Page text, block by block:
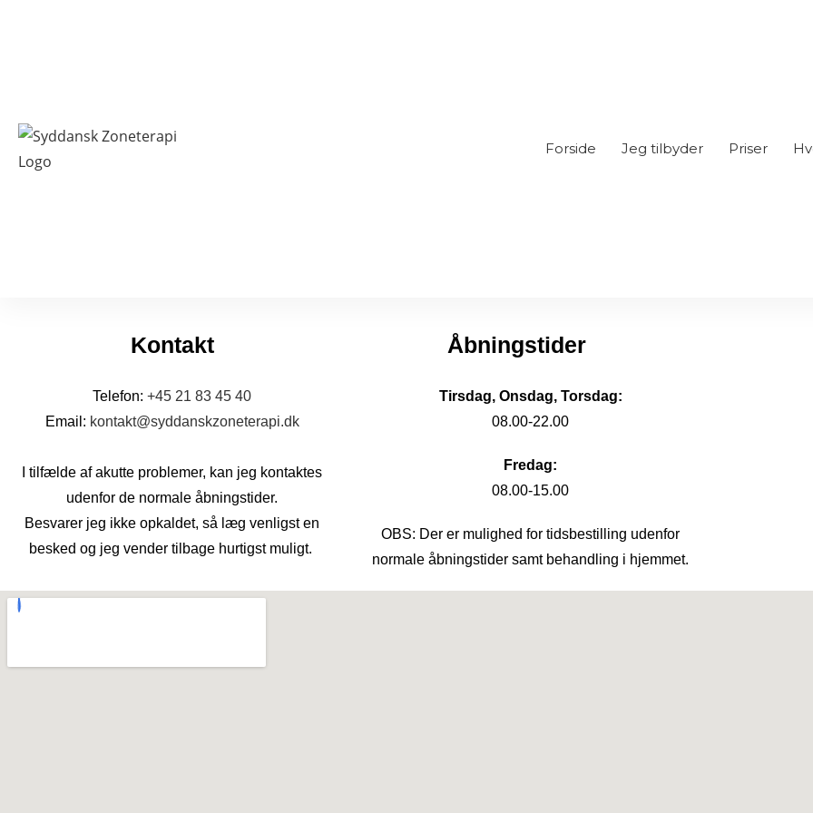
Forside Jeg tilbyder Priser
Kontakt
Telefon:+45 21 83 45 40
Email: kontakt@syddanskzoneterapi.dk
I tilfælde af akutte problemer, kan jeg kontaktes
udenfor de normale åbningstider.
Besvarer jeg ikke opkaldet, så læg venligst en
besked og jeg vender tilbage hurtigst muligt.
Åbningstider
Tirsdag, Onsdag, Torsdag:
08.00-22.00
Fredag:
08.00-15.00
OBS: Der er mulighed for tidsbestilling udenfor
normale åbningstider samt behandling i hjemmet.